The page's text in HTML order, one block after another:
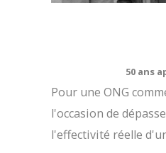
50 ans
Pour une ONG
l'occasion de
l'effectivité réelle